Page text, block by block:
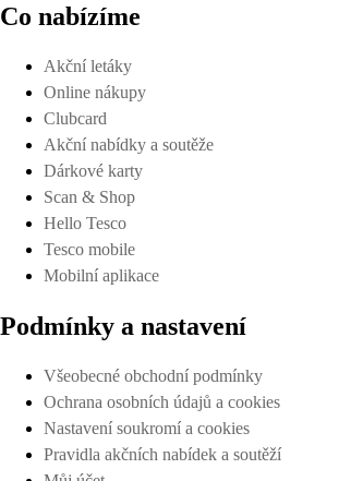
Co nabízíme
Akční letáky
Online nákupy
Clubcard
Akční nabídky a soutěže
Dárkové karty
Scan & Shop
Hello Tesco
Tesco mobile
Mobilní aplikace
Podmínky a nastavení
Všeobecné obchodní podmínky
Ochrana osobních údajů a cookies
Nastavení soukromí a cookies
Pravidla akčních nabídek a soutěží